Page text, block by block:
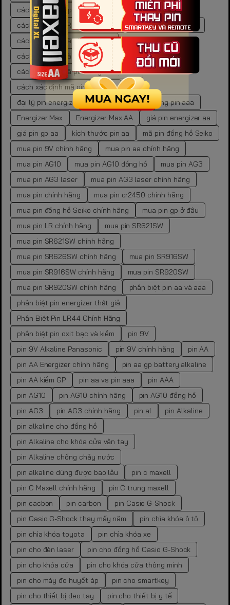
cách bảo quản pin than
cách lưu trữ pin
cách mua pin LR44 chính hãng
cách tra cứu mã pin
cách tra cứu mã pin đồng hồ
cách tra cứu mã pin đồng hồ chuẩn xác
cách tra cứu mã pin đồng hồ tại nhà
cách xác định mã pin đồng hồ
đại lý pin energizer chính hãng
dung lượng pin aaa
Energizer Max
Energizer Max AA
giá pin energizer aa
giá pin gp aa
kích thước pin aa
mã pin đồng hồ Seiko
mua pin 9V chính hãng
mua pin aa chính hãng
mua pin AG10
mua pin AG10 đồng hồ
mua pin AG3
mua pin AG3 laser
mua pin AG3 laser chính hãng
mua pin chính hãng
mua pin cr2450 chính hãng
mua pin đồng hồ Seiko chính hãng
mua pin gp ở đâu
mua pin LR chính hãng
mua pin SR621SW
mua pin SR621SW chính hãng
mua pin SR626SW chính hãng
mua pin SR916SW
mua pin SR916SW chính hãng
mua pin SR920SW
mua pin SR920SW chính hãng
phân biệt pin aa và aaa
phân biệt pin energizer thật giả
Phân Biệt Pin LR44 Chính Hãng
phân biệt pin oxit bạc và kiềm
pin 9V
pin 9V Alkaline Panasonic
pin 9V chính hãng
pin AA
pin AA Energizer chính hãng
pin aa gp battery alkaline
pin AA kiềm GP
pin aa vs pin aaa
pin AAA
pin AG10
pin AG10 chính hãng
pin AG10 đồng hồ
pin AG3
pin AG3 chính hãng pin al
pin Alkaline
pin alkaline cho đồng hồ
pin Alkaline cho khóa cửa vân tay
pin Alkaline chống chảy nước
pin alkaline dùng được bao lâu
pin c maxell
pin C Maxell chính hãng
pin C trung maxell
pin cacbon
pin carbon
pin Casio G-Shock
pin Casio G-Shock thay mấy năm
pin chìa khóa ô tô
pin chìa khóa toyota
pin chìa khóa xe
pin cho đèn laser
pin cho đồng hồ Casio G-Shock
pin cho khóa cửa
pin cho khóa cửa thông minh
pin cho máy đo huyết áp
pin cho smartkey
pin cho thiết bị đeo tay
pin cho thiết bị y tế